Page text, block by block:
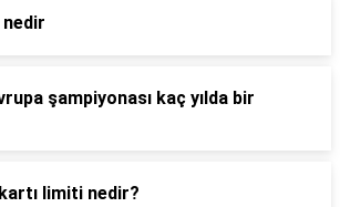
şampiyonası kaç yılda bir
limiti nedir?